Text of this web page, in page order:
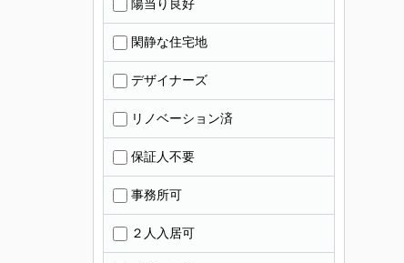
陽当り良好
閑静な住宅地
デザイナーズ
リノベーション済
保証人不要
事務所可
２人入居可